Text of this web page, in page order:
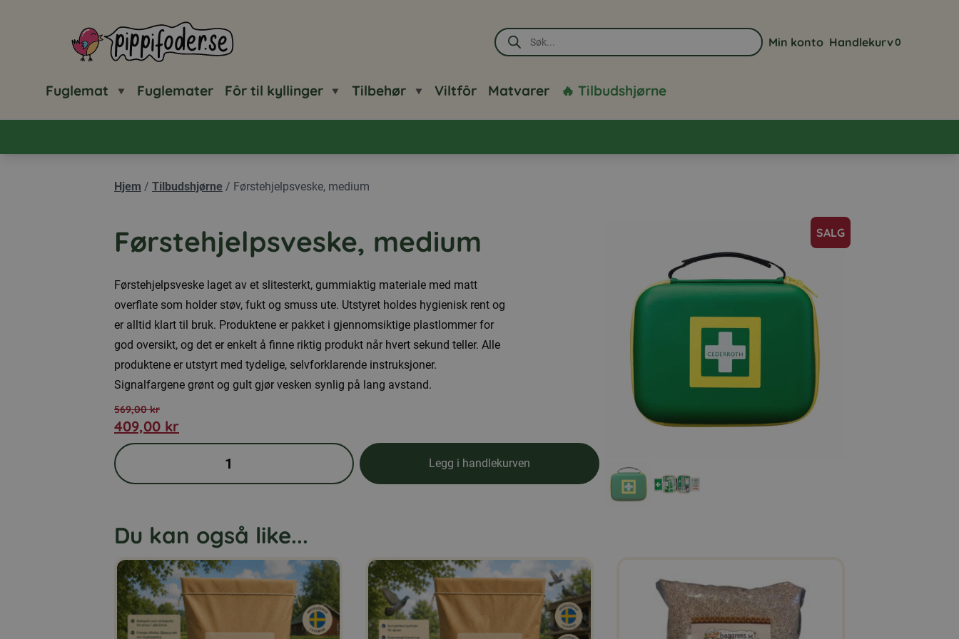
Pippifoder logo
Products
search
Gå til min kontoside
Min konto
Vis
Handlekurv0
Fuglemat Fuglemater Fôr til kyllinger Tilbehør Viltfôr Matvarer 🔥 Tilbudshjørne
Hjem / Tilbudshjørne / Førstehjelpsveske, medium
SALG
Førstehjelpsveske, medium
Førstehjelpsveske laget av et slitesterkt, gummiaktig materiale med matt
overflate som holder støv, fukt og smuss ute. Utstyret holdes hygienisk rent og
er alltid klart til bruk. Produktene er pakket i gjennomsiktige plastlommer for
god oversikt, og det er enkelt å finne riktig produkt når hvert sekund teller. Alle
produktene er utstyrt med tydelige, selvforklarende instruksjoner.
Signalfargene grønt og gult gjør vesken synlig på lang avstand.
569,00kr
Opprinnelig
pris
var:
409,00 kr
Nåværende
pris
er:
Førstehjelpsveske,
medium
Legg i handlekurven
Du kan også like...